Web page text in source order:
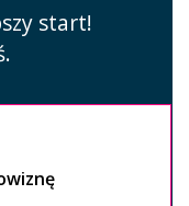
start!